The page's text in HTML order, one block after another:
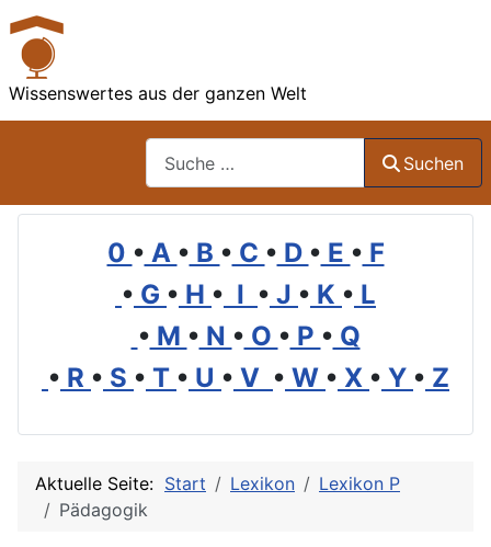
Wissenswertes aus der ganzen Welt
Suchen
0 • A • B • C • D • E • F
• G • H • I • J • K • L
• M • N • O • P • Q
• R • S • T • U • V • W • X • Y • Z
Aktuelle Seite: Start Lexikon
Lexikon P
Pädagogik